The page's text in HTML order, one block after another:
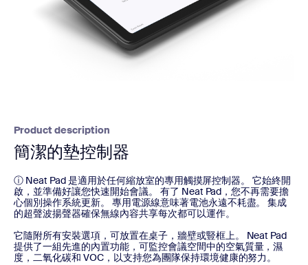
Product description
簡潔的墊控制器
ⓘ Neat Pad 是適用於任何縮放室的專用觸摸屏控制器。 它始終開
啟，並準備好讓您快速開始會議。 有了 Neat Pad，您不再需要擔
心個別操作系統更新。 專用電源線意味著電池永遠不耗盡。 集成
的超聲波揚聲器確保無線內容共享每次都可以運作。
它隨附所有安裝選項，可放置在桌子，牆壁或豎框上。 Neat Pad
提供了一組先進的內置功能，可監控會議空間中的空氣質量，濕
度，二氧化碳和 VOC，以支持您為團隊保持環境健康的努力。